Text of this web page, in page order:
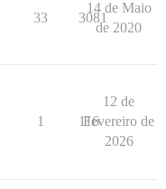
33 3081
14 de Maio
de 2020
1 116
12 de
Fevereiro de
2026